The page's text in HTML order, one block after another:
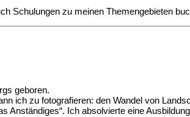
Schulungen zu meinen Themengebieten
geboren.
ich zu fotografieren: den Wandel von
Anständiges“. Ich absolvierte eine